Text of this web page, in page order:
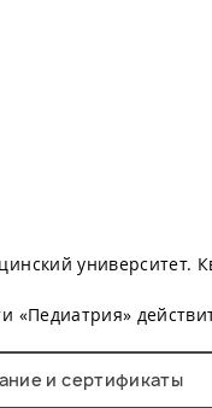
университет.
«Педиатрия»
и сертификаты